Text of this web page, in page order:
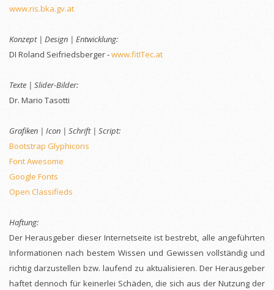
www.ris.bka.gv.at
Konzept | Design | Entwicklung:
DI Roland Seifriedsberger -www.fitITec.at
Texte | Slider-Bilder:
Dr. Mario Tasotti
Grafiken | Icon | Schrift | Script:
Bootstrap Glyphicons
Font Awesome
Google Fonts
Open Classifieds
Haftung:
Der Herausgeber dieser Internetseite ist bestrebt, alle angeführten
Informationen nach bestem Wissen und Gewissen vollständig und
richtig darzustellen bzw. laufend zu aktualisieren. Der Herausgeber
haftet dennoch für keinerlei Schäden, die sich aus der Nutzung der